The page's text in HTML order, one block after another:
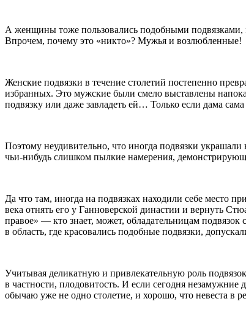
А женщины тоже пользовались подобными
Впрочем, почему это «никто»? Мужья и возлюбленные!
Женские подвязки в течение столетий постепенно
избранных. Это мужские были смело выставлены
подвязку или даже завладеть ей… Только если дама
Поэтому неудивительно, что иногда подвязки
чьи-нибудь слишком пылкие намерения,
Да что там, иногда на подвязках находили себе место
века отнять его у Ганноверской династии и вернуть
правое» — кто знает, может, обладательницам
в область, где красовались подобные подвязки,
Учитывая деликатную и привлекательную роль
в частности, плодовитость. И если сегодня
обычаю уже не одно столетие, и хорошо, что невеста в